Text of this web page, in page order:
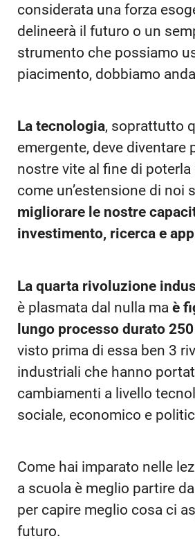
considerata una forza
delineerà il futuro o un
strumento che possiamo
piacimento, dobbiamo
La tecnologia, soprattutto
emergente, deve diventare
nostre vite al fine di poterla
come un’estensione di noi
migliorare le nostre
investimento, ricerca e
La quarta rivoluzione
è plasmata dal nulla ma è
lungo processo durato
visto prima di essa ben 3
industriali che hanno
cambiamenti a livello
sociale, economico e
Come hai imparato nelle
a scuola è meglio partire
per capire meglio cosa ci
futuro.